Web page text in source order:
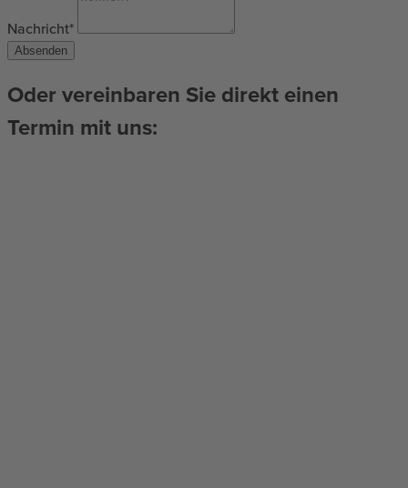
Nachricht*
Absenden
Oder vereinbaren Sie direkt einen
Termin mit uns: